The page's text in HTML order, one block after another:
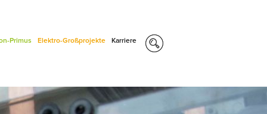
Primus Elektro-Großprojekte Karriere